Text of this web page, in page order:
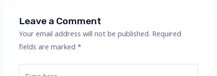
Leave a Comment
Your email address will not be published. Required
fields are marked*